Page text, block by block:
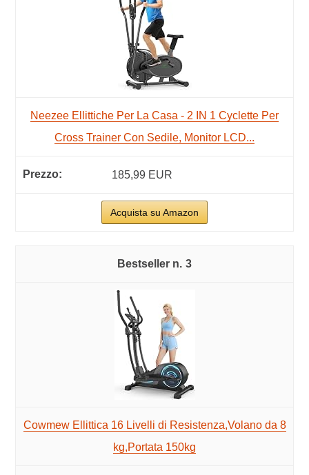
Neezee Ellittiche Per La Casa - 2 IN 1 Cyclette Per
Cross Trainer Con Sedile, Monitor LCD...
185,99 EUR
Acquista su Amazon
3
Cowmew Ellittica 16 Livelli di Resistenza,Volano da 8
kg,Portata 150kg